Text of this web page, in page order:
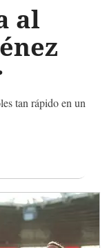
al
tan rápido en un